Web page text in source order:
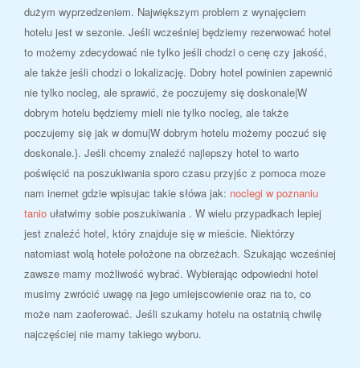
dużym wyprzedzeniem. Największym problem z wynajęciem
hotelu jest w sezonie. Jeśli wcześniej będziemy rezerwować hotel
to możemy zdecydować nie tylko jeśli chodzi o cenę czy jakość,
ale także jeśli chodzi o lokalizację. Dobry hotel powinien zapewnić
nie tylko nocleg, ale sprawić, że poczujemy się doskonale|W
dobrym hotelu będziemy mieli nie tylko nocleg, ale także
poczujemy się jak w domu|W dobrym hotelu możemy poczuć się
doskonale.}. Jeśli chcemy znaleźć najlepszy hotel to warto
poświęcić na poszukiwania sporo czasu przyjśc z pomoca moze
nam inernet gdzie wpisujac takie słówa jak: noclegi w poznaniu
tanio ułatwimy sobie poszukiwania . W wielu przypadkach lepiej
jest znaleźć hotel, który znajduje się w mieście. Niektórzy
natomiast wolą hotele położone na obrzeżach. Szukając wcześniej
zawsze mamy możliwość wybrać. Wybierając odpowiedni hotel
musimy zwrócić uwagę na jego umiejscowienie oraz na to, co
może nam zaoferować. Jeśli szukamy hotelu na ostatnią chwilę
najczęściej nie mamy takiego wyboru.